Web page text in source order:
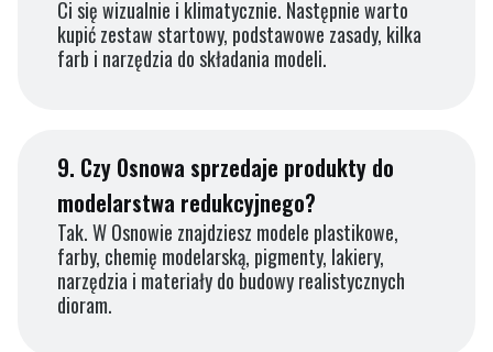
Ci się wizualnie i klimatycznie. Następnie warto
kupić zestaw startowy, podstawowe zasady, kilka
farb i narzędzia do składania modeli.
9. Czy Osnowa sprzedaje produkty do
modelarstwa redukcyjnego?
Tak. W Osnowie znajdziesz modele plastikowe,
farby, chemię modelarską, pigmenty, lakiery,
narzędzia i materiały do budowy realistycznych
dioram.